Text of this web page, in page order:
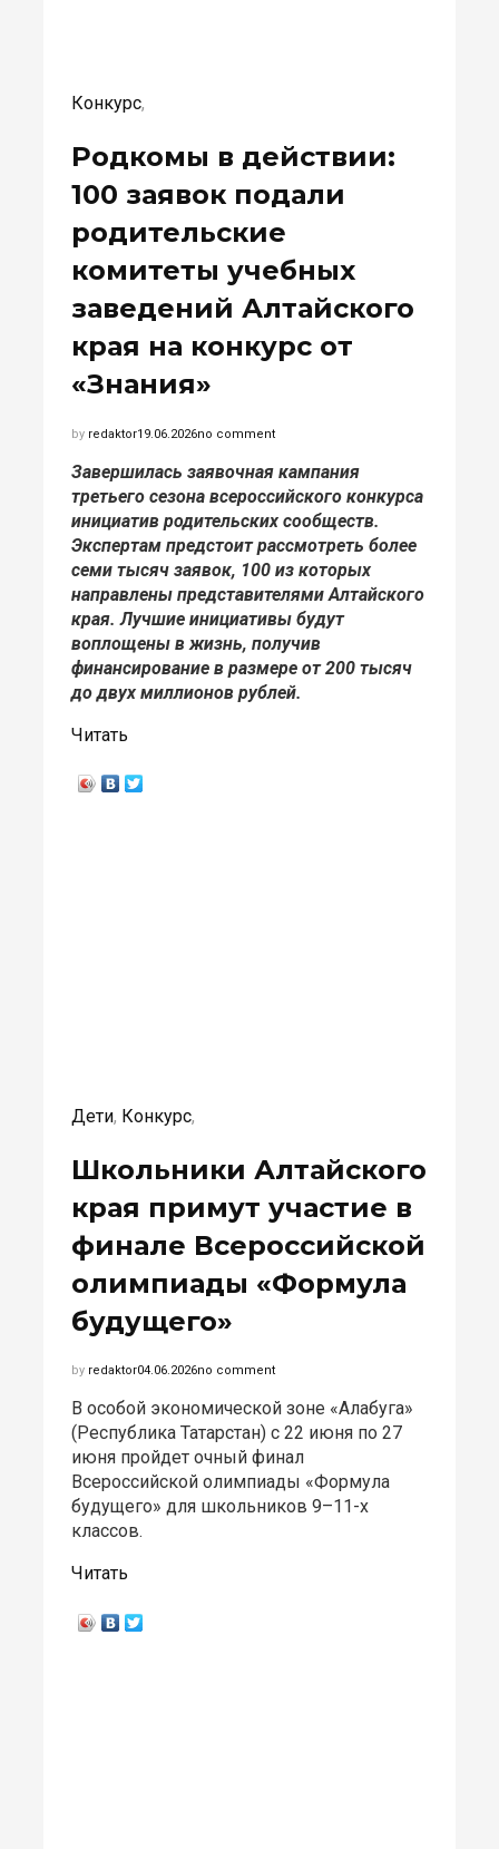
Конкурс,
Родкомы в действии:
100 заявок подали
родительские
комитеты учебных
заведений Алтайского
края на конкурс от
«Знания»
by redaktor19.06.2026no comment
Завершилась заявочная кампания
третьего сезона всероссийского конкурса
инициатив родительских сообществ.
Экспертам предстоит рассмотреть более
семи тысяч заявок, 100 из которых
направлены представителями Алтайского
края. Лучшие инициативы будут
воплощены в жизнь, получив
финансирование в размере от 200 тысяч
до двух миллионов рублей.
Читать
Дети, Конкурс,
Школьники Алтайского
края примут участие в
финале Всероссийской
олимпиады «Формула
будущего»
by redaktor04.06.2026no comment
В особой экономической зоне «Алабуга»
(Республика Татарстан) с 22 июня по 27
июня пройдет очный финал
Всероссийской олимпиады «Формула
будущего» для школьников 9–11-х
классов.
Читать